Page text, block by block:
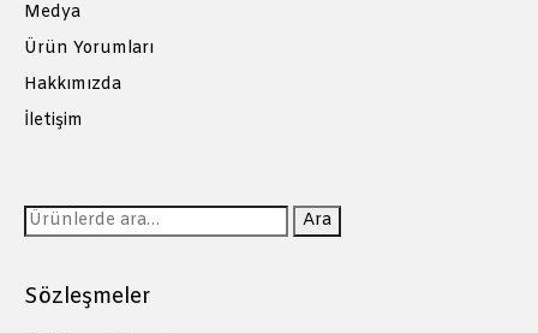
Medya
Ürün Yorumları
Hakkımızda
İletişim
Ara: Ara
Sözleşmeler